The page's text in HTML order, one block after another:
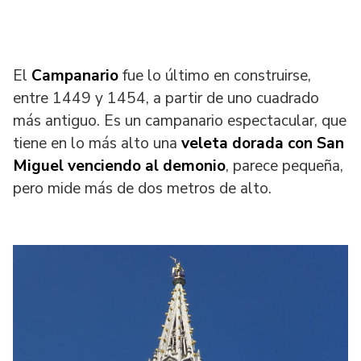
El Campanariofue lo último en construirse,
entre 1449 y 1454, a partir de uno cuadrado
más antiguo. Es un campanario espectacular, que
tiene en lo más alto una veleta dorada con San
Miguel venciendo al demonio, parece pequeña,
pero mide más de dos metros de alto.